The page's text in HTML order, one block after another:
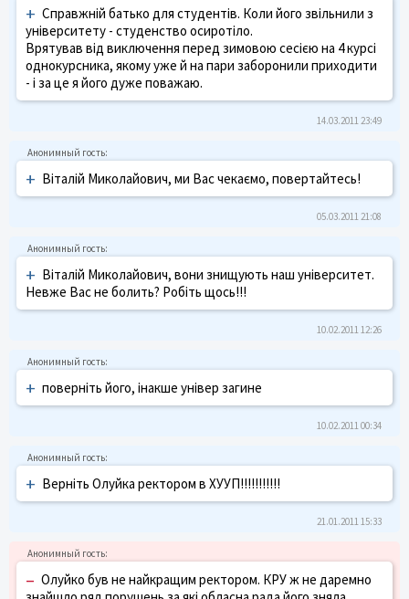
+ Справжній батько для студентів. Коли його звільнили з
університету - студенство осиротіло.
Врятував від виключення перед зимовою сесією на 4 курсі
однокурсника, якому уже й на пари заборонили приходити
- і за це я його дуже поважаю.
14.03.2011 23:49
+ Віталій Миколайович, ми Вас чекаємо, повертайтесь!
05.03.2011 21:08
+ Віталій Миколайович, вони знищують наш університет.
Невже Вас не болить? Робіть щось!!!
10.02.2011 12:26
+ поверніть його, інакше універ загине
10.02.2011 00:34
+ Верніть Олуйка ректором в ХУУП!!!!!!!!!!!
21.01.2011 15:33
– Олуйко був не найкращим ректором. КРУ ж не даремно